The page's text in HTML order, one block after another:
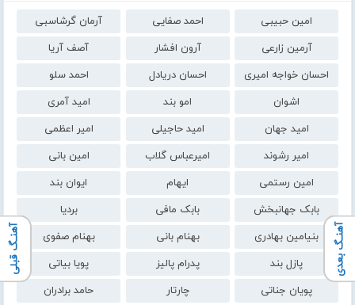
امین حبیبی احمد صفایی
آرمان گرشاسبی
آرمین زارعی
آرون افشار
آصف آریا
احسان خواجه امیری
احسان دریادل
احمد سلو
اشوان
امو بند
امید آمری
امید جهان
امید حاجیلی
امیر اعظمی
امیر رشوند
امیرعباس گلاب
امین بانی
امین رستمی
ایهام
ایوان بند
بابک جهانبخش
بابک مافی
بردیا
بنیامین بهادری
بهنام بانی
بهنام صفوی
پازل بند
پدرام پالیز
پویا بیاتی
پویان جناتی
چارتار
حامد برادران
آهنـگ بعدی آهنـگ قبلی